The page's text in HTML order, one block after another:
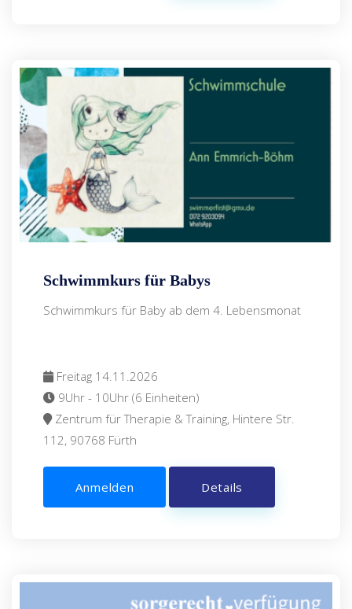
Schwimmkurs für Babys
Schwimmkurs für Baby ab dem 4. Lebensmonat
Freitag 14.11.2026
9Uhr - 10Uhr (6 Einheiten)
Zentrum für Therapie & Training, Hintere Str.
112, 90768 Fürth
Anmelden Details